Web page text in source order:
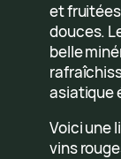
et
douces.
belle
asiatique
Voici une
vins